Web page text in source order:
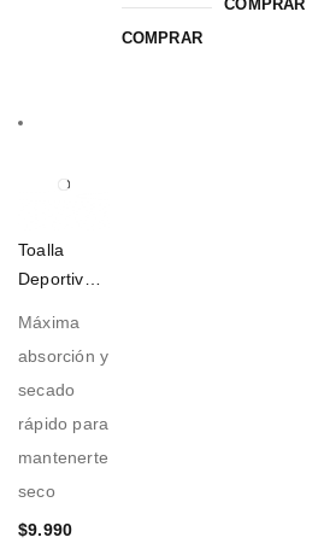
COMPRAR
COMPRAR
Toalla
Deportiva
Máxima
absorción y
secado
rápido para
mantenerte
seco
$9.990